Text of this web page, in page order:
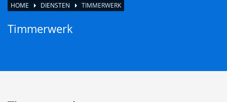
HOME DIENSTEN TIMMERWERK
Timmerwerk